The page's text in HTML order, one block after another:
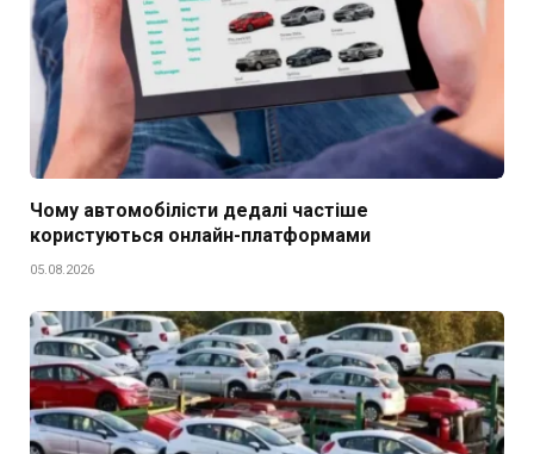
Чому автомобілісти дедалі частіше
користуються онлайн-платформами
05.08.2026